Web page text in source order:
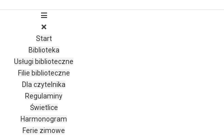
Monochromatyczny
Ciemny kontrast
Niskie nasycenie
Zaznacz linki
Zaznacz nagłówki
Czytnik ekranu
Start
Biblioteka
Usługi biblioteczne
Filie biblioteczne
Dla czytelnika
Regulaminy
Świetlice
Harmonogram
Ferie zimowe